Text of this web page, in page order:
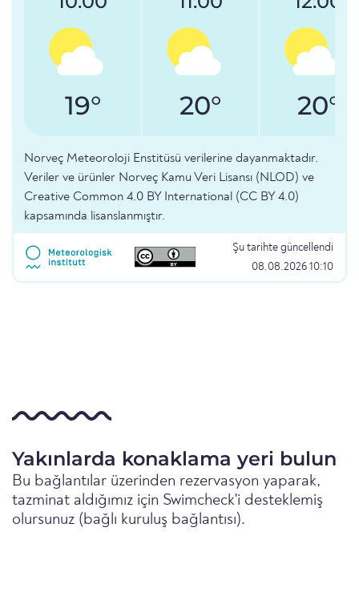
19° 20° 20°
Norveç Meteoroloji Enstitüsü verilerine dayanmaktadır.
Veriler ve ürünler Norveç Kamu Veri Lisansı (NLOD) ve
Creative Common 4.0 BY International (CC BY 4.0)
kapsamında lisanslanmıştır.
Şu tarihte güncellendi
08.08.2026 10:10
Yakınlarda konaklama yeri bulun
Bu bağlantılar üzerinden rezervasyon yaparak,
tazminat aldığımız için Swimcheck'i desteklemiş
olursunuz (bağlı kuruluş bağlantısı).